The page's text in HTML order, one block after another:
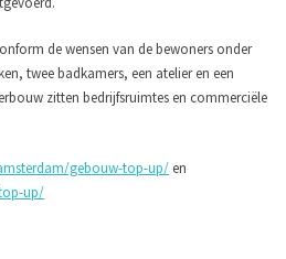
de wensen van de bewoners onder
twee badkamers, een atelier en een
zitten bedrijfsruimtes en commerciële
gebouw-top-up/ en
up/